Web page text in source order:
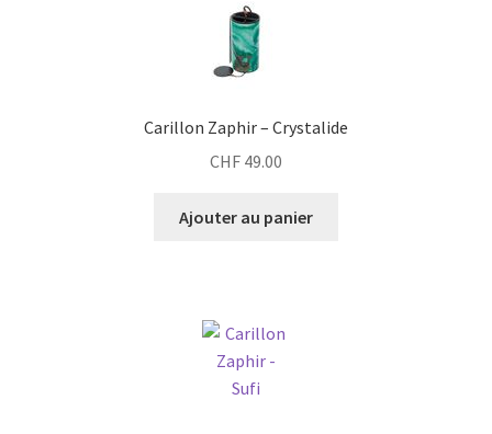
Carillon Zaphir – Crystalide
CHF 49.00
Ajouter au panier